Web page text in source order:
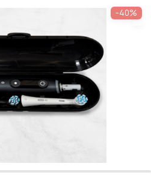
-40%